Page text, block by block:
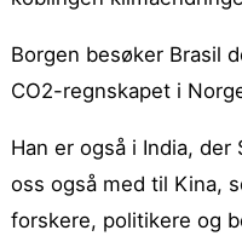
Borgen besøker Brasil
CO2-regnskapet i
Han er også i India,
oss også med til Kina,
forskere, politikere og